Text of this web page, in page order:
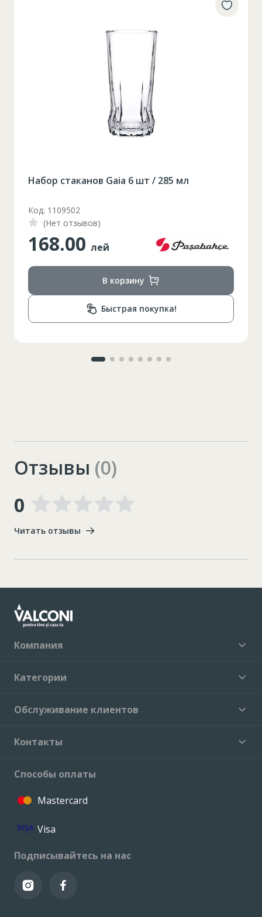
Кроссовки для Подростков (36-40)
Код: YBK15
(Нет отзывов)
380.00 лей
В корзину
Быстрая покупка!
Отзывы (0)
0
Читать отзывы
Компания
Категории
Обслуживание клиентов
Контакты
Способы оплаты
Mastercard
Visa
Подписывайтесь на нас